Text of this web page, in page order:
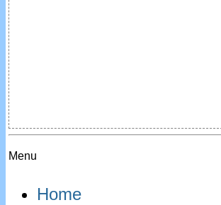
Menu
Home